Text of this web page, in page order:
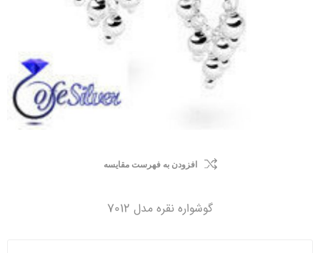
افزودن به فهرست مقایسه
گوشواره نقره مدل 7012